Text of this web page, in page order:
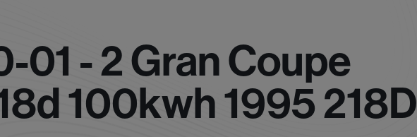
01 - 2 Gran Coupe
100kwh 1995 218D